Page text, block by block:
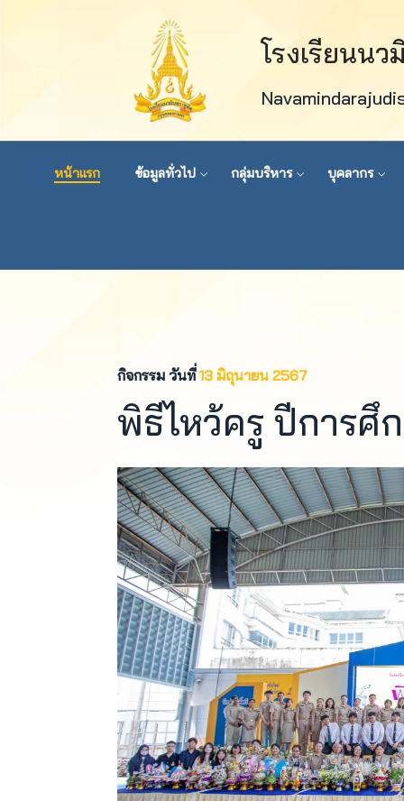
โรงเรียนน
หน้าแรก ข้อมูลทั่วไป กลุ่มบริหาร บุคลากร
กิจกรรม วันที่13 มิถุนายน 2567
พิธีไหว้ครู ปีการศึ